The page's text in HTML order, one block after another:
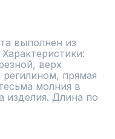
выполнен из
верх
прямая
молния в
изделия. Длина по